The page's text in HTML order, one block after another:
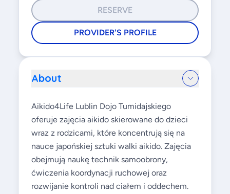
RESERVE
PROVIDER'S PROFILE
About
Aikido4Life Lublin Dojo Tumidajskiego
oferuje zajęcia aikido skierowane do dzieci
wraz z rodzicami, które koncentrują się na
nauce japońskiej sztuki walki aikido. Zajęcia
obejmują naukę technik samoobrony,
ćwiczenia koordynacji ruchowej oraz
rozwijanie kontroli nad ciałem i oddechem.